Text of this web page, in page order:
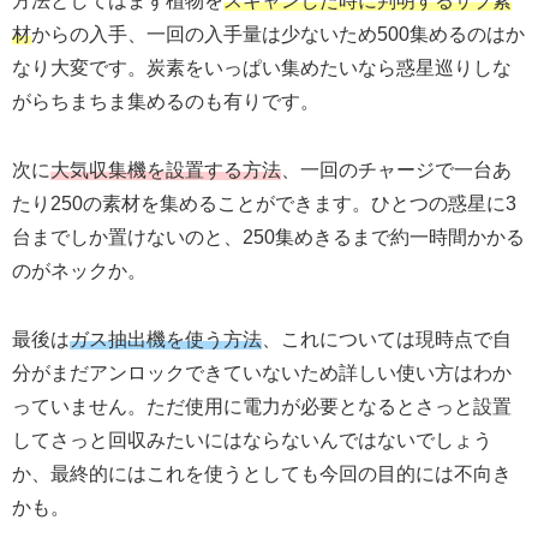
材からの入手、一回の入手量は少ないため500集めるのはか
なり大変です。炭素をいっぱい集めたいなら惑星巡りしな
がらちまちま集めるのも有りです。
次に大気収集機を設置する方法 、一回のチャージで一台あ
たり250の素材を集めることができます。ひとつの惑星に3
台までしか置けないのと、250集めきるまで約一時間かかる
のがネックか。
最後はガス抽出機を使う方法 、これについては現時点で自
分がまだアンロックできていないため詳しい使い方はわか
っていません。ただ使用に電力が必要となるとさっと設置
してさっと回収みたいにはならないんではないでしょう
か、最終的にはこれを使うとしても今回の目的には不向き
かも。